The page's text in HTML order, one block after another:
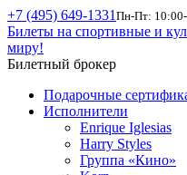
+7 (495) 649-1331 Пн-Пт:
Билеты на спортивные и
миру!
Билетный брокер
Подарочные
Исполнители
Enrique Iglesias
Harry Styles
Группа «Кино»